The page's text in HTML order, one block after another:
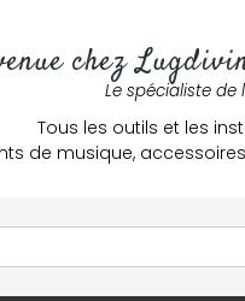
chez
Le spécialiste
Tous les outils et les
de musique,